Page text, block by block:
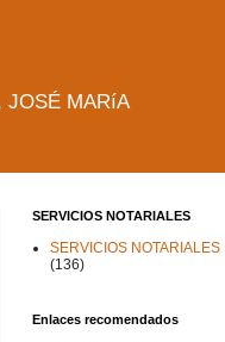
JOSÉ MARíA
SERVICIOS NOTARIALES
SERVICIOS NOTARIALES
(136)
Enlaces recomendados